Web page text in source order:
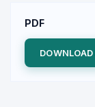
PDF
DOWNLOAD